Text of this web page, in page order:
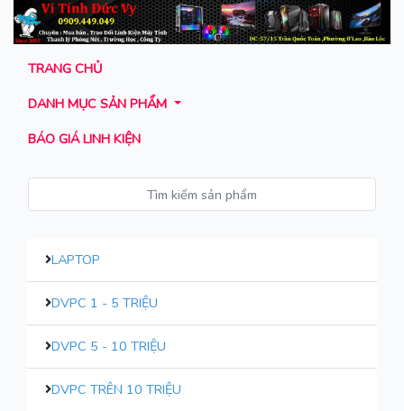
TRANG CHỦ
DANH MỤC SẢN PHẨM
BÁO GIÁ LINH KIỆN
LAPTOP
DVPC 1 - 5 TRIỆU
DVPC 5 - 10 TRIỆU
DVPC TRÊN 10 TRIỆU